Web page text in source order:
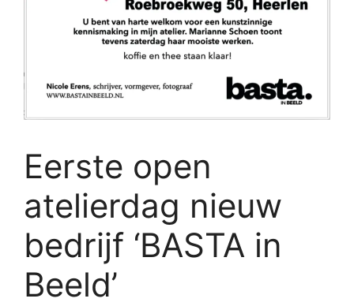
Eerste open
atelierdag nieuw
bedrijf ‘BASTA in
Beeld’